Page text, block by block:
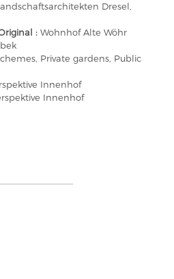
Dresel,
: Wohnhof Alte Wöhr
Private gardens, Public
Innenhof
Innenhof